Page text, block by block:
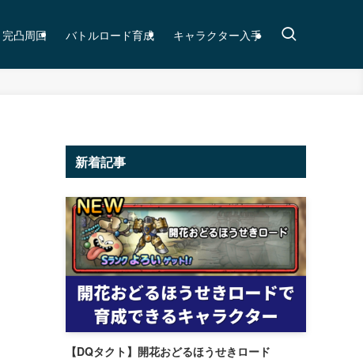
完凸周回 バトルロード育成 キャラクター入手
新着記事
【DQタクト】開花おどるほうせきロード